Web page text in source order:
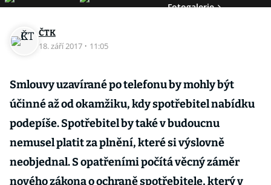
Fotogalerie
ČTK
18. září 2017 · 11:05
Smlouvy uzavírané po telefonu by mohly být
účinné až od okamžiku, kdy spotřebitel nabídku
podepíše. Spotřebitel by také v budoucnu
nemusel platit za plnění, které si výslovně
neobjednal. S opatřeními počítá věcný záměr
nového zákona o ochraně spotřebitele, který v